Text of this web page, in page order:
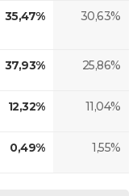
35,47% 30,63%
37,93% 25,86%
12,32% 11,04%
0,49% 1,55%